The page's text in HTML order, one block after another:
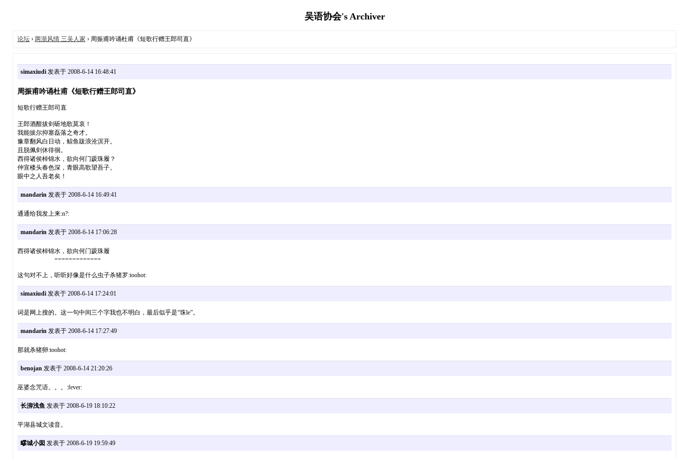
吴语协会's Archiver
论坛› 两浙风情 三吴人家 › 周振甫吟诵杜甫《短歌行赠王郎司直》
simaxiudi发表于 2008-6-14 16:48:41
周振甫吟诵杜甫《短歌行赠王郎司直》
短歌行赠王郎司直
王郎酒酣拔剑斫地歌莫哀！
我能拔尔抑塞磊落之奇才。
豫章翻风白日动，鲸鱼跋浪沧溟开。
且脱佩剑休徘徊。
西得诸侯棹锦水，欲向何门趿珠履？
仲宣楼头春色深，青眼高歌望吾子。
眼中之人吾老矣！
mandarin发表于 2008-6-14 16:49:41
通通给我发上来:n?:
mandarin发表于 2008-6-14 17:06:28
西得诸侯棹锦水，欲向何门趿珠履
=============
这句对不上，听听好像是什么虫子杀猪罗:toohot:
simaxiudi发表于 2008-6-14 17:24:01
词是网上搜的。这一句中间三个字我也不明白，最后似乎是“珠le”。
mandarin发表于 2008-6-14 17:27:49
那就杀猪卵:toohot:
benojan发表于 2008-6-14 21:20:26
巫婆念咒语。。。:fever:
长泖浅鱼发表于 2008-6-19 18:10:22
平湖县城文读音。
疁城小囡 发表于 2008-6-19 19:59:49